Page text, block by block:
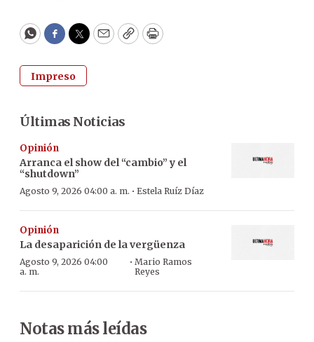
WhatsApp
Facebook
Twitter
EmailCopyPrint
Impreso
Últimas Noticias
Opinión
Arranca el show del “cambio” y el
“shutdown”
Agosto 9, 2026 04:00 a. m. · Estela Ruíz Díaz
Opinión
La desaparición de la vergüenza
Agosto 9, 2026 04:00
a. m.
· Mario Ramos
Reyes
Notas más leídas